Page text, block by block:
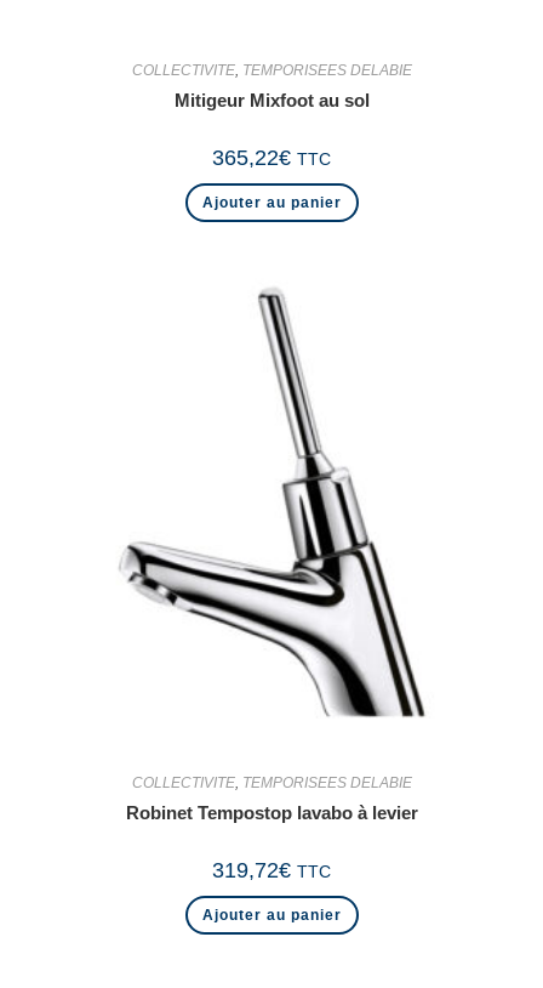
COLLECTIVITE, TEMPORISEES DELABIE
Mitigeur Mixfoot au sol
365,22€ TTC
Ajouter au panier
COLLECTIVITE, TEMPORISEES DELABIE
Robinet Tempostop lavabo à levier
319,72€ TTC
Ajouter au panier